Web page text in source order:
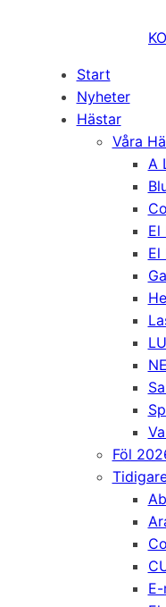
Start
Nyheter
Hästar
Våra
A
El
El
Föl